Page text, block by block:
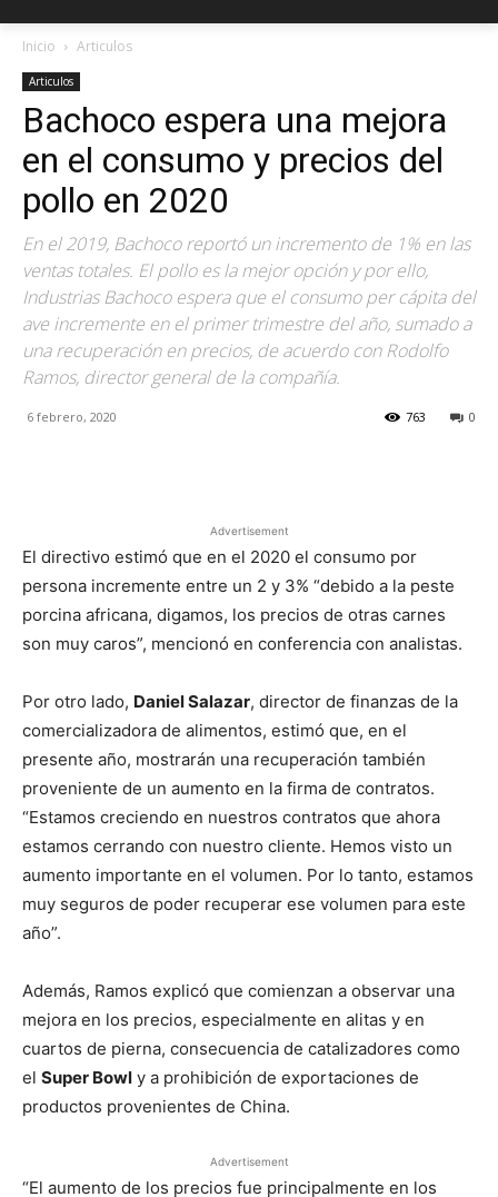
Inicio Articulos
Articulos
Bachoco espera una mejora
en el consumo y precios del
pollo en 2020
En el 2019, Bachoco reportó un incremento de 1% en las
ventas totales. El pollo es la mejor opción y por ello,
Industrias Bachoco espera que el consumo per cápita del
ave incremente en el primer trimestre del año, sumado a
una recuperación en precios, de acuerdo con Rodolfo
Ramos, director general de la compañía.
6 febrero, 2020 0
763
Advertisement
El directivo estimó que en el 2020 el consumo por
persona incremente entre un 2 y 3% “debido a la peste
porcina africana, digamos, los precios de otras carnes
son muy caros”, mencionó en conferencia con analistas.
Por otro lado, Daniel Salazar, director de finanzas de la
comercializadora de alimentos, estimó que, en el
presente año, mostrarán una recuperación también
proveniente de un aumento en la firma de contratos.
“Estamos creciendo en nuestros contratos que ahora
estamos cerrando con nuestro cliente. Hemos visto un
aumento importante en el volumen. Por lo tanto, estamos
muy seguros de poder recuperar ese volumen para este
año”.
Además, Ramos explicó que comienzan a observar una
mejora en los precios, especialmente en alitas y en
cuartos de pierna, consecuencia de catalizadores como
el Super Bowl y a prohibición de exportaciones de
productos provenientes de China.
Advertisement
“El aumento de los precios fue principalmente en los